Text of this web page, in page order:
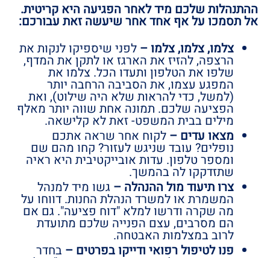
ההתנהלות שלכם מיד לאחר הפגיעה היא קריטית.
אל תסמכו על אף אחד אחר שיעשה זאת עבורכם:
צלמו, צלמו, צלמו – לפני שיספיקו לנקות את
הרצפה, להזיז את הארגז או לתקן את המדף,
שלפו את הטלפון ותעדו הכל. צלמו את
המפגע עצמו, את הסביבה הרחבה יותר
(למשל, כדי להראות שלא היה שילוט), ואת
הפציעה שלכם. תמונה אחת שווה יותר מאלף
מילים בבית המשפט- זאת לא קלישאה.
מצאו עדים – לקוח אחר שראה אתכם
נופלים? עובד שניגש לעזור? קחו מהם שם
ומספר טלפון. עדות אובייקטיבית היא ראיה
שתזדקקו לה בהמשך.
צרו תיעוד מול ההנהלה – גשו מיד למנהל
המשמרת או למשרד הנהלת החנות. דווחו על
מה שקרה ודרשו למלא "דוח פציעה". גם אם
הם מסרבים, עצם הפנייה שלכם מתועדת
לרוב במצלמות האבטחה.
פנו לטיפול רפואי ודייקו בפרטים – בחדר